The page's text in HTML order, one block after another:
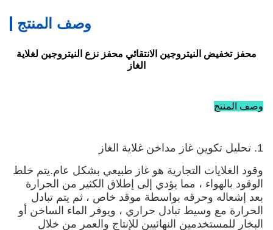
وصف المنتج
محفز تخفيض النيتروجين الانتقائي محفز نزع النيتروجين لغلاية
الغاز
وصف المنتج
1. تحليل تكوين غاز مداخن غلاية الغاز
وقود الغلايات التجارية هو غاز طبيعي بشكل عام.يتم خلط
الوقود بالهواء ، مما يؤدي إلى إطلاق الكثير من الحرارة
بعد إشعاله وحرقه بواسطة موقد خاص ، ثم يتم تبادل
الحرارة مع وسيط تبادل حراري ، ويوفر الماء الساخن أو
البخار للمستخدمين النهائيين للإنتاج والعمر من خلال